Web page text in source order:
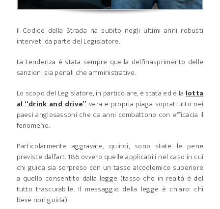
Il Codice della Strada ha subito negli ultimi anni robusti
interveti da parte del Legislatore.
La tendenza è stata sempre quella dell’inasprimento delle
sanzioni sia penali che amministrative.
Lo scopo del Legislatore, in particolare, è stata ed è la lotta
al “drink and drive”vera e propria piaga soprattutto nei
paesi anglosassoni che da anni combattono con efficacia il
fenomeno.
Particolarmente aggravate, quindi, sono state le pene
previste dall’art. 186 ovvero quelle applicabili nel caso in cui
chi guida sia sorpreso con un tasso alcoolemico superiore
a quello consentito dalla legge (tasso che in realtà è del
tutto trascurabile. Il messaggio della legge è chiaro: chi
beve non guida).